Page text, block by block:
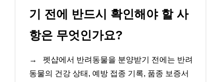
기 전에 반드시 확인해야 할 사
항은 무엇인가요?
→
펫샵에서 반려동물을 분양받기 전에는 반려
동물의 건강 상태, 예방 접종 기록, 품종 보증서